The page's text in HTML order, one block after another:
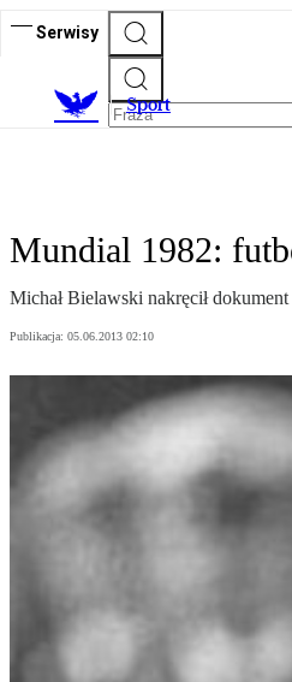
Serwisy
Sport
Mundial 1982:
Michał Bielawski nakręcił
Publikacja: 05.06.2013 02:10